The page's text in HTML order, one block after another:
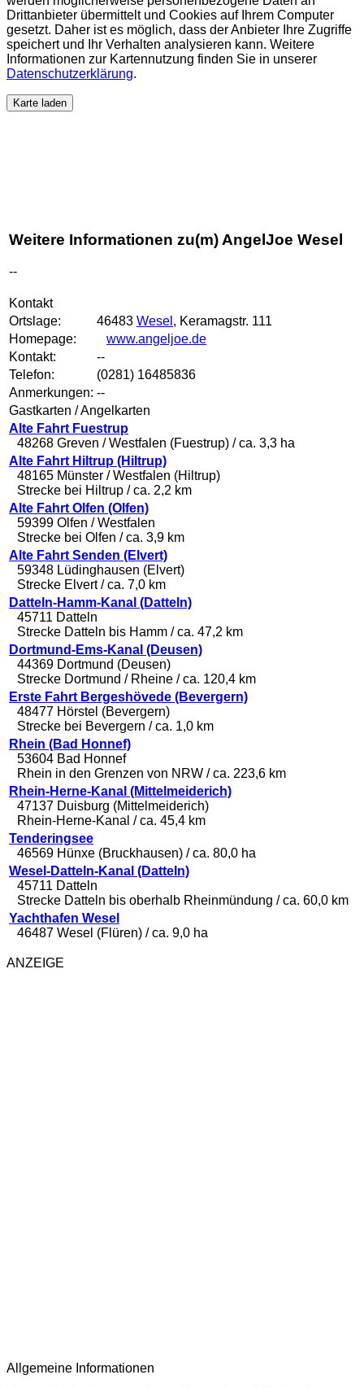
Drittanbieter übermittelt und Cookies auf Ihrem Computer
gesetzt. Daher ist es möglich, dass der Anbieter Ihre Zugriffe
speichert und Ihr Verhalten analysieren kann. Weitere
Informationen zur Kartennutzung finden Sie in unserer
Datenschutzerklärung.
Karte laden
Weitere Informationen zu(m) AngelJoe Wesel
--
Kontakt
Ortslage:
46483 Wesel , Keramagstr. 111
Homepage:
www.angeljoe.de
Kontakt:
--
Telefon:
(0281) 16485836
Anmerkungen: --
Gastkarten / Angelkarten
Alte Fahrt Fuestrup
48268 Greven / Westfalen (Fuestrup) / ca. 3,3 ha
Alte Fahrt Hiltrup (Hiltrup)
48165 Münster / Westfalen (Hiltrup)
Strecke bei Hiltrup / ca. 2,2 km
Alte Fahrt Olfen (Olfen)
59399 Olfen / Westfalen
Strecke bei Olfen / ca. 3,9 km
Alte Fahrt Senden (Elvert)
59348 Lüdinghausen (Elvert)
Strecke Elvert / ca. 7,0 km
Datteln-Hamm-Kanal (Datteln)
45711 Datteln
Strecke Datteln bis Hamm / ca. 47,2 km
Dortmund-Ems-Kanal (Deusen)
44369 Dortmund (Deusen)
Strecke Dortmund / Rheine / ca. 120,4 km
Erste Fahrt Bergeshövede (Bevergern)
48477 Hörstel (Bevergern)
Strecke bei Bevergern / ca. 1,0 km
Rhein (Bad Honnef)
53604 Bad Honnef
Rhein in den Grenzen von NRW / ca. 223,6 km
Rhein-Herne-Kanal (Mittelmeiderich)
47137 Duisburg (Mittelmeiderich)
Rhein-Herne-Kanal / ca. 45,4 km
Tenderingsee
46569 Hünxe (Bruckhausen) / ca. 80,0 ha
Wesel-Datteln-Kanal (Datteln)
45711 Datteln
Strecke Datteln bis oberhalb Rheinmündung / ca. 60,0 km
Yachthafen Wesel
46487 Wesel (Flüren) / ca. 9,0 ha
ANZEIGE
Allgemeine Informationen